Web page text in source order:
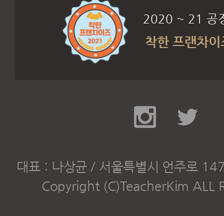
2020 ~ 21 공
착한 프랜차
대표 : 나상균 / 서울특별시 언주로
Copyright (C)TeacherKim ALL